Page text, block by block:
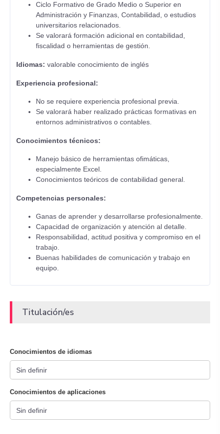
Ciclo Formativo de Grado Medio o Superior en
Administración y Finanzas, Contabilidad, o estudios
universitarios relacionados.
Se valorará formación adicional en contabilidad,
fiscalidad o herramientas de gestión.
Idiomas: valorable conocimiento de inglés
Experiencia profesional:
No se requiere experiencia profesional previa.
Se valorará haber realizado prácticas formativas en
entornos administrativos o contables.
Conocimientos técnicos:
Manejo básico de herramientas ofimáticas,
especialmente Excel.
Conocimientos teóricos de contabilidad general.
Competencias personales:
Ganas de aprender y desarrollarse profesionalmente.
Capacidad de organización y atención al detalle.
Responsabilidad, actitud positiva y compromiso en el
trabajo.
Buenas habilidades de comunicación y trabajo en
equipo.
Titulación/es
Conocimientos de idiomas
Conocimientos de aplicaciones